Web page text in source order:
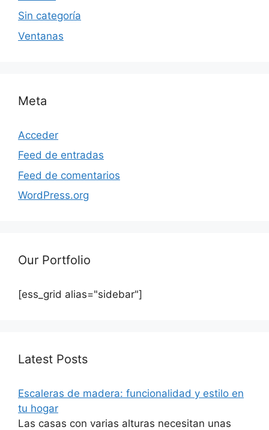
Sin categoría
Ventanas
Meta
Acceder
Feed de entradas
Feed de comentarios
WordPress.org
Our Portfolio
[ess_grid alias="sidebar"]
Latest Posts
Escaleras de madera: funcionalidad y estilo en
tu hogar
Las casas con varias alturas necesitan unas